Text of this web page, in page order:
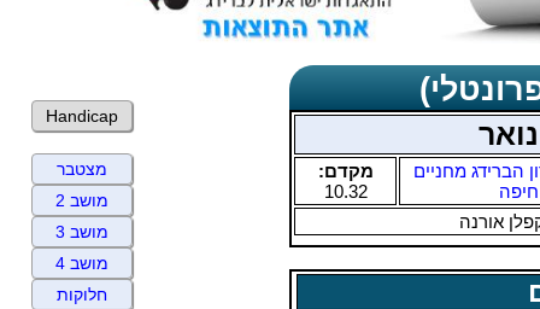
הברידג מחניים
חיפה
מקדם:
10.32
אורנה
Handicap
מצטבר
מושב 2
מושב 3
מושב 4
חלוקות